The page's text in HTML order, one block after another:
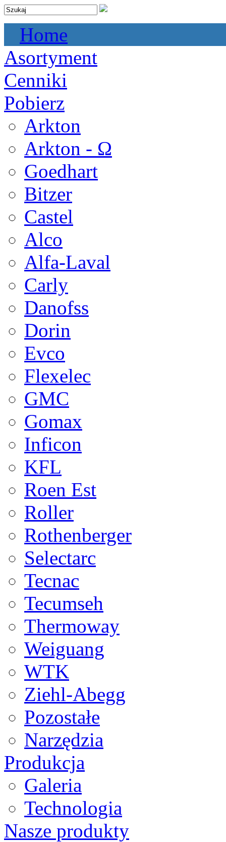
Home
Asortyment
Cenniki
Pobierz
Arkton
Arkton - Ω
Goedhart
Bitzer
Castel
Alco
Alfa-Laval
Carly
Danofss
Dorin
Evco
Flexelec
GMC
Gomax
Inficon
KFL
Roen Est
Roller
Rothenberger
Selectarc
Tecnac
Tecumseh
Thermoway
Weiguang
WTK
Ziehl-Abegg
Pozostałe
Narzędzia
Produkcja
Galeria
Technologia
Nasze produkty